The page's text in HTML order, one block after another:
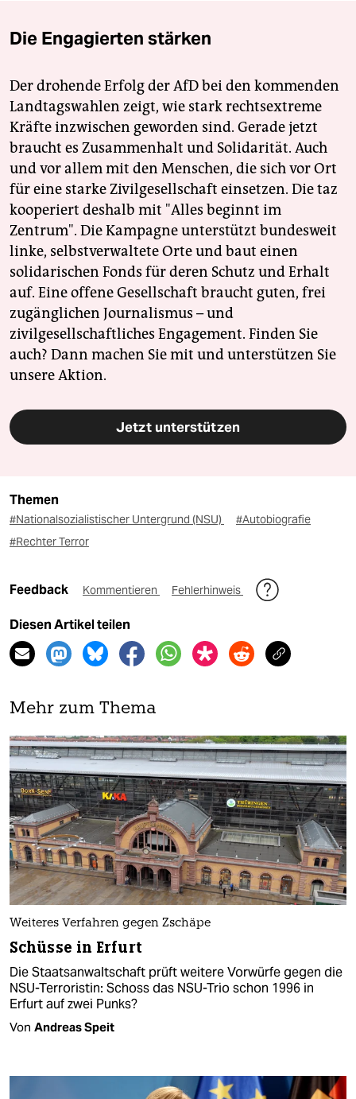
Die Engagierten stärken
Der drohende Erfolg der AfD bei den kommenden
Landtagswahlen zeigt, wie stark rechtsextreme
Kräfte inzwischen geworden sind. Gerade jetzt
braucht es Zusammenhalt und Solidarität. Auch
und vor allem mit den Menschen, die sich vor Ort
für eine starke Zivilgesellschaft einsetzen. Die taz
kooperiert deshalb mit "Alles beginnt im
Zentrum". Die Kampagne unterstützt bundesweit
linke, selbstverwaltete Orte und baut einen
solidarischen Fonds für deren Schutz und Erhalt
auf. Eine offene Gesellschaft braucht guten, frei
zugänglichen Journalismus – und
zivilgesellschaftliches Engagement. Finden Sie
auch? Dann machen Sie mit und unterstützen Sie
unsere Aktion.
Jetzt unterstützen
Themen
#Nationalsozialistischer Untergrund (NSU)
#Autobiografie
#Rechter Terror
Feedback Kommentieren Fehlerhinweis
Diesen Artikel teilen
Mehr zum Thema
Weiteres Verfahren gegen Zschäpe
Schüsse in Erfurt
Die Staatsanwaltschaft prüft weitere Vorwürfe gegen die
NSU-Terroristin: Schoss das NSU-Trio schon 1996 in
Erfurt auf zwei Punks?
Von Andreas Speit